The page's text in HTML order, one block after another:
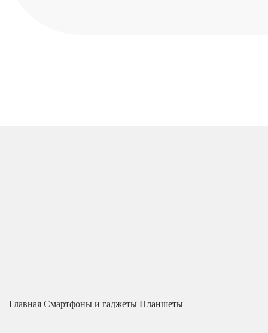
Главная Смартфоны и гаджеты Планшеты